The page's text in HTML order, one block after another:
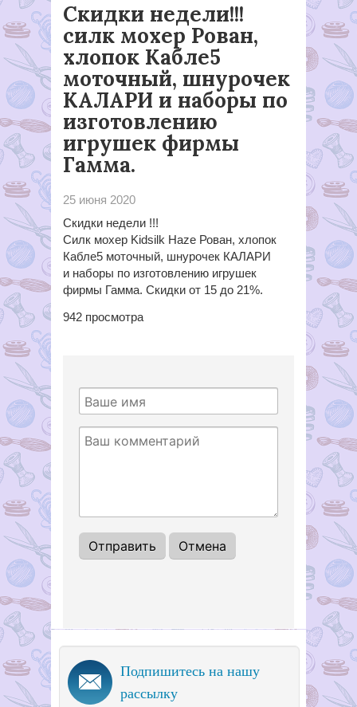
Скидки недели!!!
силк мохер Рован,
хлопок Кабле5
моточный, шнурочек
КАЛАРИ и наборы по
изготовлению
игрушек фирмы
Гамма.
25 июня 2020
Скидки недели !!!
Силк мохер Kidsilk Haze Рован, хлопок
Кабле5 моточный, шнурочек КАЛАРИ
и наборы по изготовлению игрушек
фирмы Гамма. Скидки от 15 до 21%.
942 просмотра
Подпишитесь на нашу
рассылку